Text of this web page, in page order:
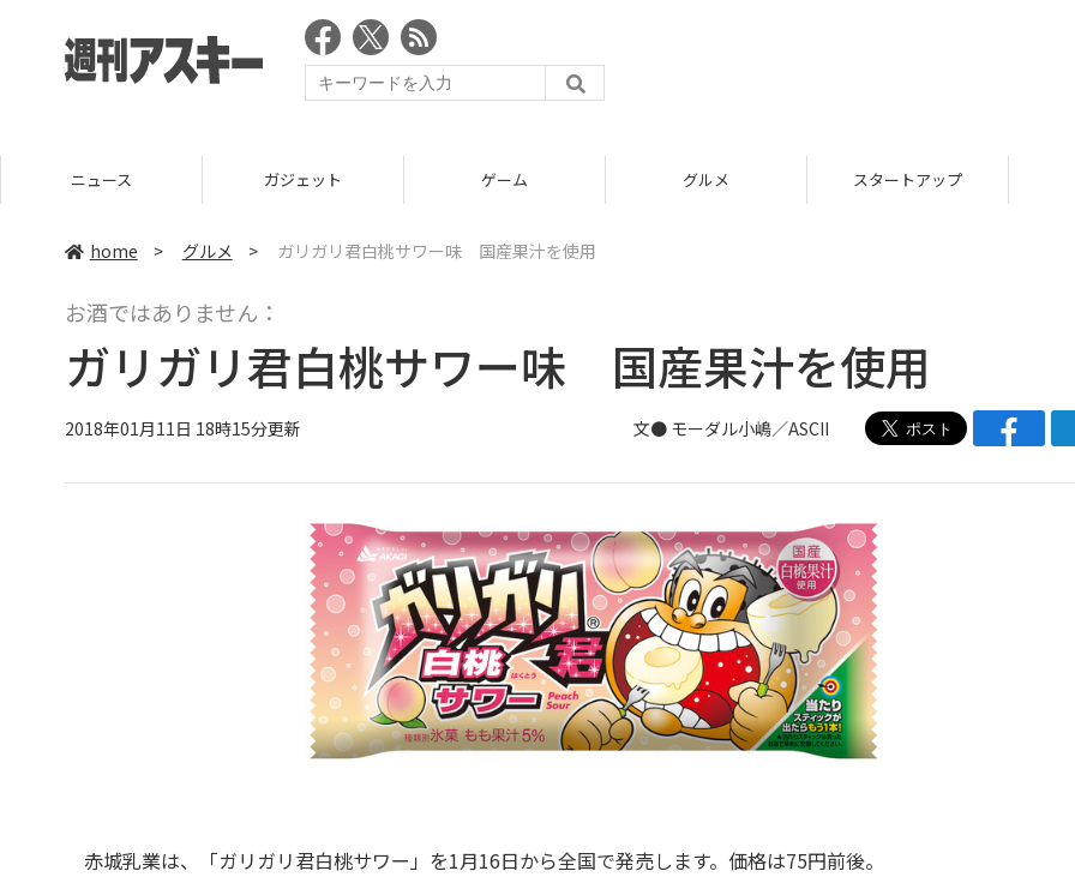
ニュース ガジェット ゲーム グルメ スタートアップ
home > グルメ > ガリガリ君白桃サワー味 国産果汁を使用
お酒ではありません：
ガリガリ君白桃サワー味 国産果汁を使用
2018年01月11日 18時15分更新 文● モーダル小嶋／ASCII
赤城乳業は、「ガリガリ君白桃サワー」を1月16日から全国で発売します。価格は75円前後。